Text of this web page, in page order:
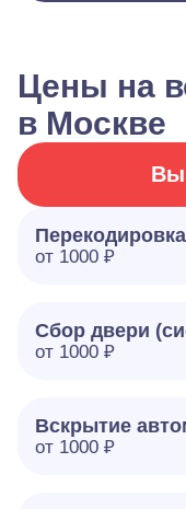
Цены на
в Москве
от 1000 ₽
Сбор двери
от 1000 ₽
Вскрытие
от 1000 ₽